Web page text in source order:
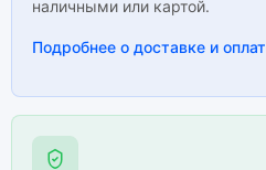
наличными или картой.
Подробнее о доставке и